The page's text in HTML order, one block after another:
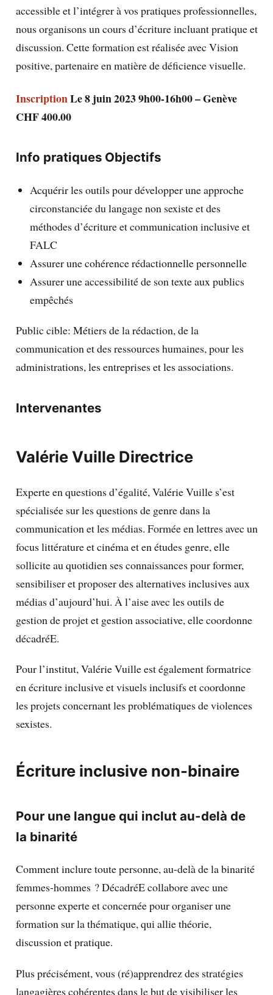
accessible et l’intégrer à vos pratiques professionnelles,
nous organisons un cours d’écriture incluant pratique et
discussion. Cette formation est réalisée avec Vision
positive, partenaire en matière de déficience visuelle.
InscriptionLe 8 juin 20239h00-16h00 – Genève
CHF 400.00
Info pratiques Objectifs
Acquérir les outils pour développer une approche
circonstanciée du langage non sexiste et des
méthodes d’écriture et communication inclusive et
FALC
Assurer une cohérence rédactionnelle personnelle
Assurer une accessibilité de son texte aux publics
empêchés
Public cible: Métiers de la rédaction, de la
communication et des ressources humaines, pour les
administrations, les entreprises et les associations.
Intervenantes
Valérie Vuille Directrice
Experte en questions d’égalité, Valérie Vuille s’est
spécialisée sur les questions de genre dans la
communication et les médias. Formée en lettres avec un
focus littérature et cinéma et en études genre, elle
sollicite au quotidien ses connaissances pour former,
sensibiliser et proposer des alternatives inclusives aux
médias d’aujourd’hui. À l’aise avec les outils de
gestion de projet et gestion associative, elle coordonne
décadréE.
Pour l’institut, Valérie Vuille est également formatrice
en écriture inclusive et visuels inclusifs et coordonne
les projets concernant les problématiques de violences
sexistes.
Écriture inclusive non-binaire
Pour une langue qui inclut au-delà de
la binarité
Comment inclure toute personne, au-delà de la binarité
femmes-hommes ? DécadréE collabore avec une
personne experte et concernée pour organiser une
formation sur la thématique, qui allie théorie,
discussion et pratique.
Plus précisément, vous (ré)apprendrez des stratégies
langagières cohérentes dans le but de visibiliser les